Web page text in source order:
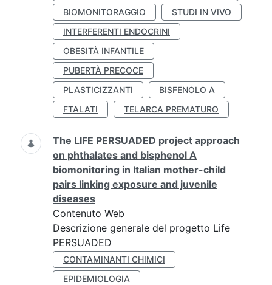
BIOMONITORAGGIO
STUDI IN VIVO
INTERFERENTI ENDOCRINI
OBESITÀ INFANTILE
PUBERTÀ PRECOCE
PLASTICIZZANTI
BISFENOLO A
FTALATI
TELARCA PREMATURO
The LIFE PERSUADED project approach
on phthalates and bisphenol A
biomonitoring in Italian mother-child
pairs linking exposure and juvenile
diseases
Contenuto Web
Descrizione generale del progetto Life
PERSUADED
CONTAMINANTI CHIMICI
EPIDEMIOLOGIA